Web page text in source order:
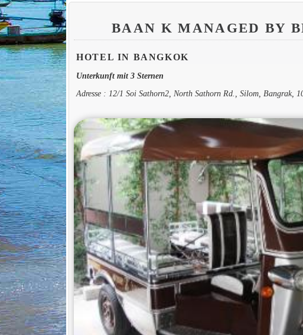
BAAN K MANAGED BY
HOTEL IN BANGKOK
Unterkunft mit 3 Sternen
Adresse : 12/1 Soi Sathorn2, North Sathorn Rd., Silom, Bangrak,